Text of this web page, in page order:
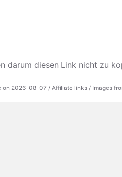
darum diesen Link nicht zu
on 2026-08-07 / Affiliate links / Images